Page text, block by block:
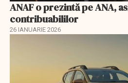
ANAF o prezintă pe ANA,
contribuabililor
26 IANUARIE 2026